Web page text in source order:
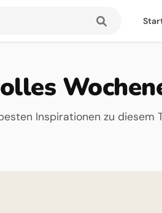
Inspirationen zu diesem